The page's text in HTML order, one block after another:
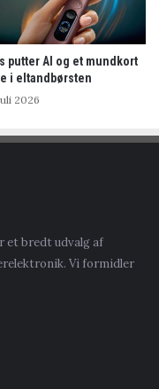
putter AI og et mundkort
i eltandbørsten
2026
et bredt udvalg af
Vi formidler